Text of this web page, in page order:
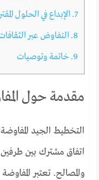
7. الإبداع في الحلول
8. التفاوض عبر
9. خاتمة وتوصيات
مقدمة حول
التخطيط الجيد
اتفاق مشترك بين طرفين
والمصالح. تعتبر